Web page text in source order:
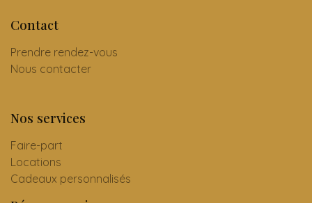
Contact
Prendre rendez-vous
Nous contacter
Nos services
Faire-part
Locations
Cadeaux personnalisés